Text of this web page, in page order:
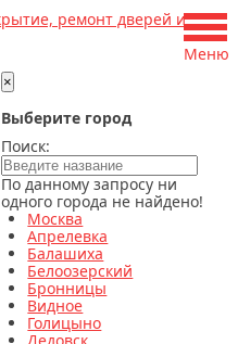
×
Выберите город
Поиск:
По данному запросу ни
одного города не найдено!
Москва
Апрелевка
Балашиха
Белоозерский
Бронницы
Видное
Голицыно
Меню